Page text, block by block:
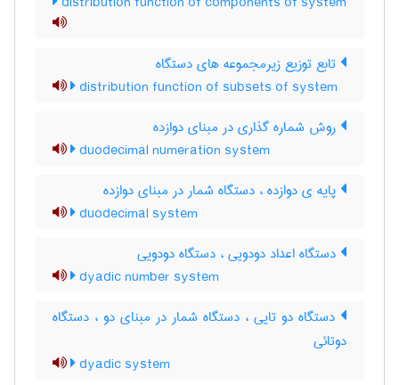
تابع توزیع زیرمجموعه های دستگاه
distribution function of subsets of system
روش شماره گذاری در مبنای دوازده
duodecimal numeration system
پایه ی دوازده ، دستگاه شمار در مبنای دوازده
duodecimal system
دستگاه اعداد دودویی ، دستگاه دودویی
dyadic number system
دستگاه دو تایی ، دستگاه شمار در مبنای دو ، دستگاه
دوتائی
dyadic system